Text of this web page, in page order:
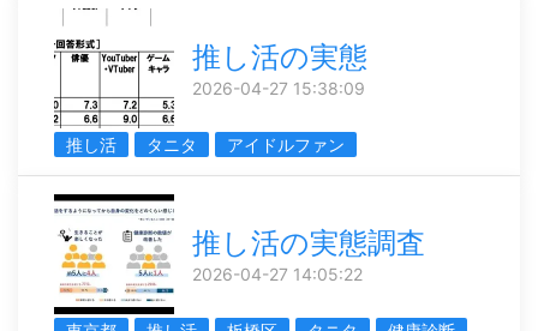
推し活の実態
2026-04-27 15:38:09
推し活 タニタ アイドルファン
推し活の実態調査
2026-04-27 14:05:22